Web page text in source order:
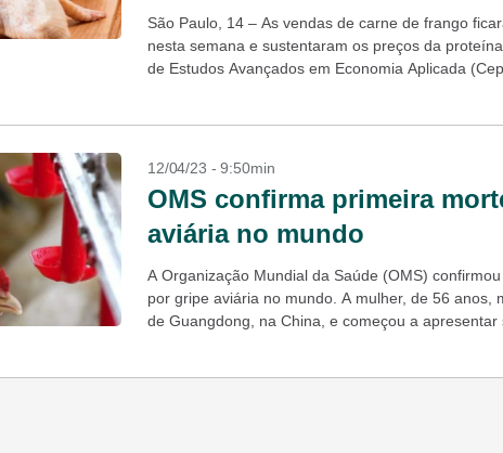
São Paulo, 14 – As vendas de carne de frango
nesta semana e sustentaram os preços da
de Estudos Avançados em Economia Aplicada
12/04/23 - 9:50min
OMS confirma primeira
aviária no mundo
A Organização Mundial da Saúde (OMS)
por gripe aviária no mundo. A mulher, de 56 anos,
de Guangdong, na China, e começou a apresentar